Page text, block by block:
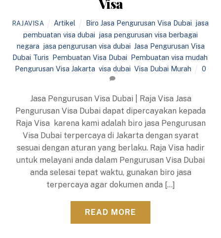
RAJAVISA Artikel Biro Jasa Pengurusan Visa Dubai jasa
pembuatan visa dubai jasa pengurusan visa berbagai
negara jasa pengurusan visa dubai Jasa Pengurusan Visa
Dubai Turis Pembuatan Visa Dubai Pembuatan visa mudah
Pengurusan Visa Jakarta visa dubai Visa Dubai Murah 0
Jasa Pengurusan Visa Dubai | Raja Visa Jasa
Pengurusan Visa Dubai dapat dipercayakan kepada
Raja Visa karena kami adalah biro jasa Pengurusan
Visa Dubai terpercaya di Jakarta dengan syarat
sesuai dengan aturan yang berlaku. Raja Visa hadir
untuk melayani anda dalam Pengurusan Visa Dubai
anda selesai tepat waktu, gunakan biro jasa
terpercaya agar dokumen anda […]
READ MORE